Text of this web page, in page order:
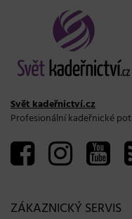
Svět kadeřnictví.cz
Profesionální kadeřnické
ZÁKAZNICKÝ SERVIS